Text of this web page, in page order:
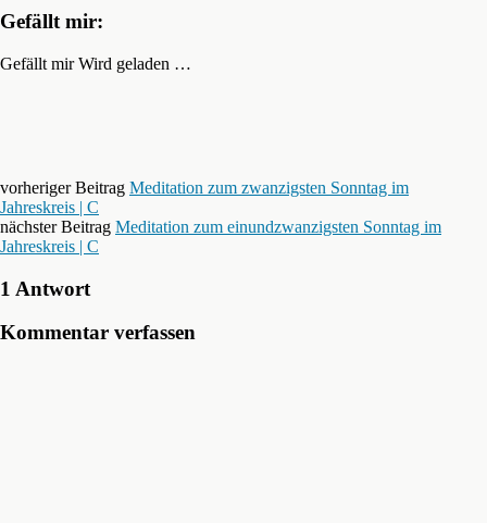
Gefällt mir:
Gefällt mir Wird geladen …
vorheriger Beitrag Meditation zum zwanzigsten Sonntag im
Jahreskreis | C
nächster Beitrag Meditation zum einundzwanzigsten Sonntag im
Jahreskreis | C
1 Antwort
Kommentar verfassen